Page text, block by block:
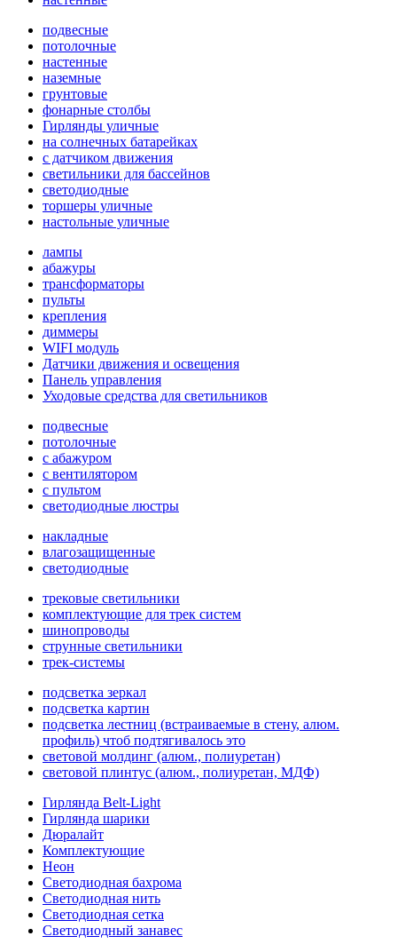
подвесные
потолочные
настенные
наземные
грунтовые
фонарные столбы
Гирлянды уличные
на солнечных батарейках
с датчиком движения
светильники для бассейнов
светодиодные
торшеры уличные
настольные уличные
лампы
абажуры
трансформаторы
пульты
крепления
диммеры
WIFI модуль
Датчики движения и освещения
Панель управления
Уходовые средства для светильников
подвесные
потолочные
с абажуром
с вентилятором
с пультом
светодиодные люстры
накладные
влагозащищенные
светодиодные
трековые светильники
комплектующие для трек систем
шинопроводы
струнные светильники
трек-системы
подсветка зеркал
подсветка картин
подсветка лестниц (встраиваемые в стену, алюм.
профиль) чтоб подтягивалось это
световой молдинг (алюм., полиуретан)
световой плинтус (алюм., полиуретан, МДФ)
Гирлянда Belt-Light
Гирлянда шарики
Дюралайт
Комплектующие
Неон
Светодиодная бахрома
Светодиодная нить
Светодиодная сетка
Светодиодный занавес